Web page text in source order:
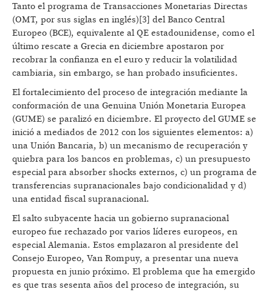
Tanto el programa de Transacciones Monetarias Directas
(OMT, por sus siglas en inglés)[3] del Banco Central
Europeo (BCE), equivalente al QE estadounidense, como el
último rescate a Grecia en diciembre apostaron por
recobrar la confianza en el euro y reducir la volatilidad
cambiaria, sin embargo, se han probado insuficientes.
El fortalecimiento del proceso de integración mediante la
conformación de una Genuina Unión Monetaria Europea
(GUME) se paralizó en diciembre. El proyecto del GUME se
inició a mediados de 2012 con los siguientes elementos: a)
una Unión Bancaria, b) un mecanismo de recuperación y
quiebra para los bancos en problemas, c) un presupuesto
especial para absorber shocks externos, c) un programa de
transferencias supranacionales bajo condicionalidad y d)
una entidad fiscal supranacional.
El salto subyacente hacia un gobierno supranacional
europeo fue rechazado por varios líderes europeos, en
especial Alemania. Estos emplazaron al presidente del
Consejo Europeo, Van Rompuy, a presentar una nueva
propuesta en junio próximo. El problema que ha emergido
es que tras sesenta años del proceso de integración, su